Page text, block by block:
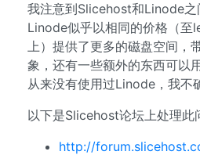
我注意到Slicehost和Linode之
Linode似乎以相同的价格（至
上）提供了更多的磁盘空间，
象，还有一些额外的东西可以
从来没有使用过Linode，我不
以下是Slicehost论坛上处理此
http://